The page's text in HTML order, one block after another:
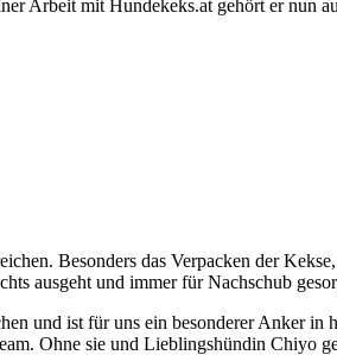
Arbeit mit Hundekeks.at gehört er nun
Besonders das Verpacken der
ausgeht und immer für Nachschub
und ist für uns ein besonderer Anker in
Ohne sie und Lieblingshündin Chiyo